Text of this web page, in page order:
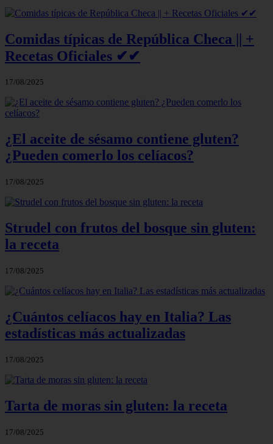
Comidas típicas de República Checa || +
Recetas Oficiales ✔✔
17/08/2025
¿El aceite de sésamo contiene gluten?
¿Pueden comerlo los celíacos?
17/08/2025
Strudel con frutos del bosque sin gluten:
la receta
17/08/2025
¿Cuántos celíacos hay en Italia? Las
estadísticas más actualizadas
17/08/2025
Tarta de moras sin gluten: la receta
17/08/2025